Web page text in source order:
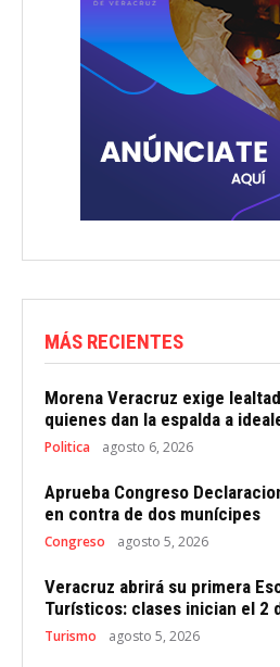
MÁS RECIENTES
Morena Veracruz exige
quienes dan la espalda a
Politica agosto 6, 2026
Aprueba Congreso
en contra de dos munícipes
Congreso agosto 5, 2026
Veracruz abrirá su primera
Turísticos: clases inician el 2
Turismo agosto 5, 2026